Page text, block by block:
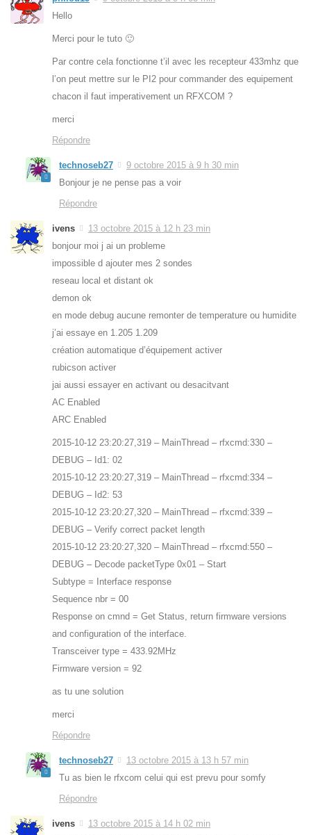
Hello
Merci pour le tuto 🙂
Par contre cela fonctionne t’il avec les recepteur 433mhz que
l’on peut mettre sur le PI2 pour commander des equipement
chacon il faut imperativement un RFXCOM ?
merci
Répondre
technoseb27
9 octobre 2015 à 9 h 30 min
Bonjour je ne pense pas a voir
Répondre
ivens
13 octobre 2015 à 12 h 23 min
bonjour moi j ai un probleme
impossible d ajouter mes 2 sondes
reseau local et distant ok
demon ok
en mode debug aucune remonter de temperature ou humidite
j’ai essaye en 1.205 1.209
création automatique d’équipement activer
rubicson activer
jai aussi essayer en activant ou desacitvant
AC Enabled
ARC Enabled
2015-10-12 23:20:27,319 – MainThread – rfxcmd:330 –
DEBUG – Id1: 02
2015-10-12 23:20:27,319 – MainThread – rfxcmd:334 –
DEBUG – Id2: 53
2015-10-12 23:20:27,320 – MainThread – rfxcmd:339 –
DEBUG – Verify correct packet length
2015-10-12 23:20:27,320 – MainThread – rfxcmd:550 –
DEBUG – Decode packetType 0x01 – Start
Subtype = Interface response
Sequence nbr = 00
Response on cmnd = Get Status, return firmware versions
and configuration of the interface.
Transceiver type = 433.92MHz
Firmware version = 92
as tu une solution
merci
Répondre
technoseb27
13 octobre 2015 à 13 h 57 min
Tu as bien le rfxcom celui qui est prevu pour somfy
Répondre
ivens
13 octobre 2015 à 14 h 02 min